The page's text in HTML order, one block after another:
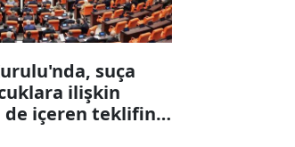
suça
ilişkin
içeren teklifin 6